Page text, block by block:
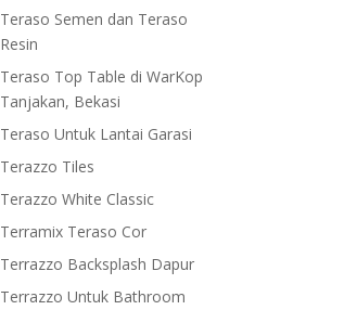
Teraso Semen dan Teraso
Resin
Teraso Top Table di WarKop
Tanjakan, Bekasi
Teraso Untuk Lantai Garasi
Terazzo Tiles
Terazzo White Classic
Terramix Teraso Cor
Terrazzo Backsplash Dapur
Terrazzo Untuk Bathroom